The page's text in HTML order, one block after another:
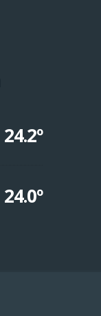
24.2º
24.0º